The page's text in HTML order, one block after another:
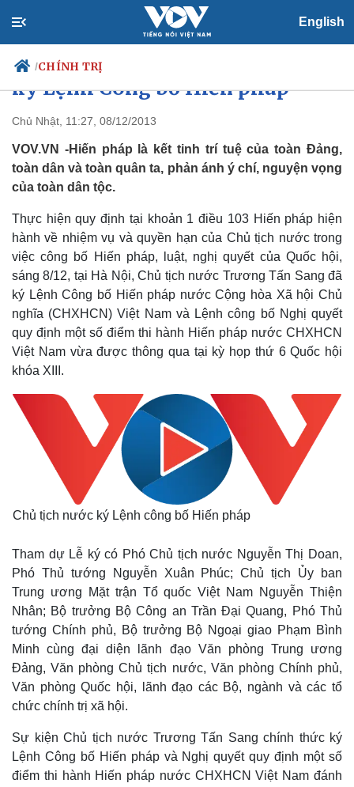
English
/CHÍNH TRỊ
Chính trị
Đảng
Tổ chức nhân sự
Nhận diện sự thật
Xã hội
Tin 24h
Dấu ấn VOV
Việc làm
Biển đảo
Chủ tịch nước Trương Tấn Sang
ký Lệnh Công bố Hiến pháp
Chủ Nhật, 11:27, 08/12/2013
VOV.VN -Hiến pháp là kết tinh trí tuệ của toàn Đảng,
toàn dân và toàn quân ta, phản ánh ý chí, nguyện vọng
của toàn dân tộc.
Thực hiện quy định tại khoản 1 điều 103 Hiến pháp hiện
hành về nhiệm vụ và quyền hạn của Chủ tịch nước trong
việc công bố Hiến pháp, luật, nghị quyết của Quốc hội,
sáng 8/12, tại Hà Nội, Chủ tịch nước Trương Tấn Sang đã
ký Lệnh Công bố Hiến pháp nước Cộng hòa Xã hội Chủ
nghĩa (CHXHCN) Việt Nam và Lệnh công bố Nghị quyết
quy định một số điểm thi hành Hiến pháp nước CHXHCN
Việt Nam vừa được thông qua tại kỳ họp thứ 6 Quốc hội
khóa XIII.
Chủ tịch nước ký Lệnh công bố Hiến pháp
Tham dự Lễ ký có Phó Chủ tịch nước Nguyễn Thị Doan,
Phó Thủ tướng Nguyễn Xuân Phúc; Chủ tịch Ủy ban
Trung ương Mặt trận Tổ quốc Việt Nam Nguyễn Thiện
Nhân; Bộ trưởng Bộ Công an Trần Đại Quang, Phó Thủ
tướng Chính phủ, Bộ trưởng Bộ Ngoại giao Phạm Bình
Minh cùng đại diện lãnh đạo Văn phòng Trung ương
Đảng, Văn phòng Chủ tịch nước, Văn phòng Chính phủ,
Văn phòng Quốc hội, lãnh đạo các Bộ, ngành và các tổ
chức chính trị xã hội.
Sự kiện Chủ tịch nước Trương Tấn Sang chính thức ký
Lệnh Công bố Hiến pháp và Nghị quyết quy định một số
điểm thi hành Hiến pháp nước CHXHCN Việt Nam đánh